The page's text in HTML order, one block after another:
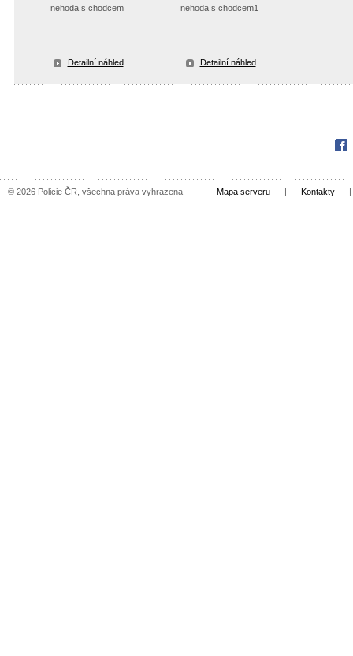
nehoda s chodcem
Detailní náhled
nehoda s chodcem1
Detailní náhled
© 2026 Policie ČR, všechna práva vyhrazena Mapa serveru | Kontakty |